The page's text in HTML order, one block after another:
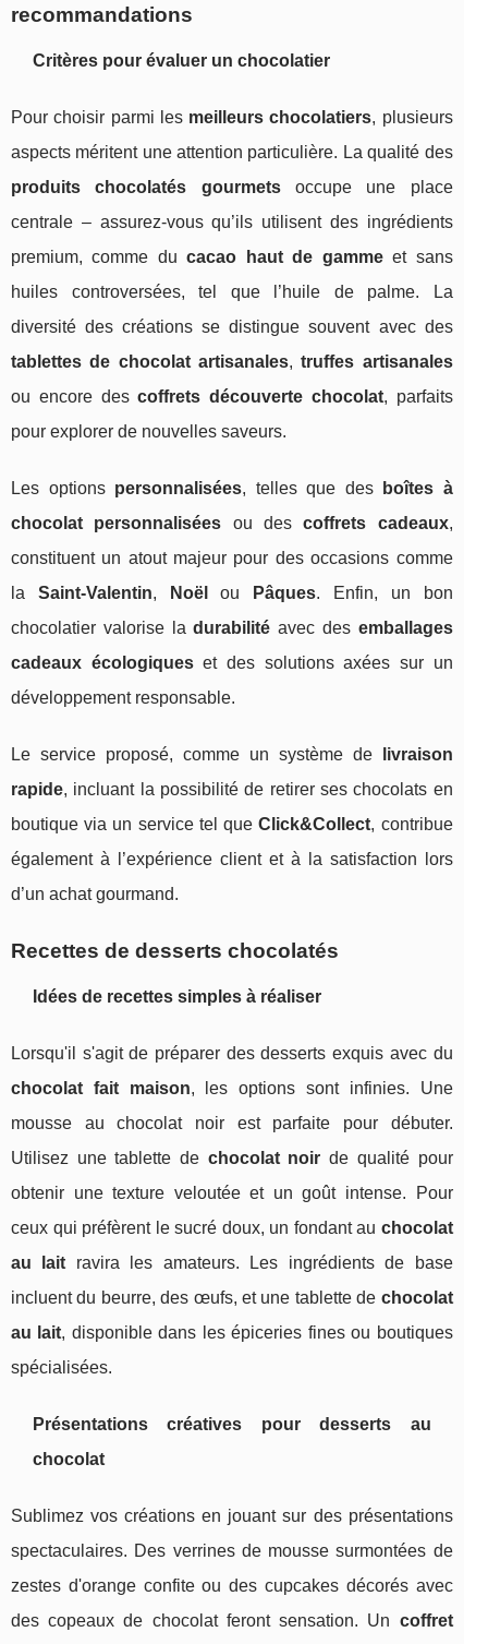
recommandations
Critères pour évaluer un chocolatier
Pour choisir parmi les meilleurs chocolatiers, plusieurs
aspects méritent une attention particulière. La qualité des
produits chocolatés gourmetsoccupe une place
centrale – assurez-vous qu’ils utilisent des ingrédients
premium, comme ducacao haut de gammeet sans
huiles controversées, tel que l’huile de palme. La
diversité des créations se distingue souvent avec des
tablettes de chocolat artisanales,truffes artisanales
ou encore descoffrets découverte chocolat, parfaits
pour explorer de nouvelles saveurs.
Les options personnalisées, telles que des
boîtes à
chocolat personnalisées ou descoffrets cadeaux,
constituent un atout majeur pour des occasions comme
la Saint-Valentin, Noël ou Pâques. Enfin, un bon
chocolatier valorise ladurabilité avec des emballages
cadeaux écologiqueset des solutions axées sur un
développement responsable.
Le service proposé, comme un système de
livraison
rapide, incluant la possibilité de retirer ses chocolats en
boutique via un service tel queClick&Collect, contribue
également à l’expérience client et à la satisfaction lors
d’un achat gourmand.
Recettes de desserts chocolatés
Idées de recettes simples à réaliser
Lorsqu'il s'agit de préparer des desserts exquis avec du
chocolat fait maison, les options sont infinies. Une
mousse au chocolat noir est parfaite pour débuter.
Utilisez une tablette de chocolat noir de qualité pour
obtenir une texture veloutée et un goût intense. Pour
ceux qui préfèrent le sucré doux, un fondant au chocolat
au lait ravira les amateurs. Les ingrédients de base
incluent du beurre, des œufs, et une tablette de chocolat
au lait, disponible dans les épiceries fines ou boutiques
spécialisées.
Présentations créatives pour desserts au
chocolat
Sublimez vos créations en jouant sur des présentations
spectaculaires. Des verrines de mousse surmontées de
zestes d'orange confite ou des cupcakes décorés avec
des copeaux de chocolat feront sensation. Un coffret